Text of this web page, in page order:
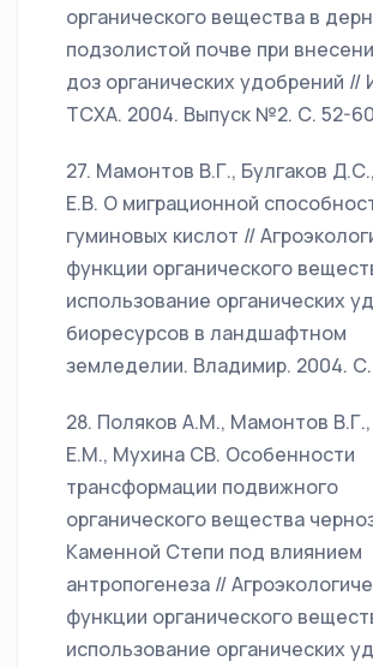
органического вещества в
подзолистой почве при
доз органических удобрений //
ТСХА. 2004. Выпуск №2. С. 52-
27. Мамонтов В.Г., Булгаков
Е.В. О миграционной
гуминовых кислот //
функции органического
использование органических
биоресурсов в ландшафтном
земледелии. Владимир. 2004.
28. Поляков A.M., Мамонтов
Е.М., Мухина СВ. Особенности
трансформации подвижного
органического вещества
Каменной Степи под влиянием
антропогенеза //
функции органического
использование органических